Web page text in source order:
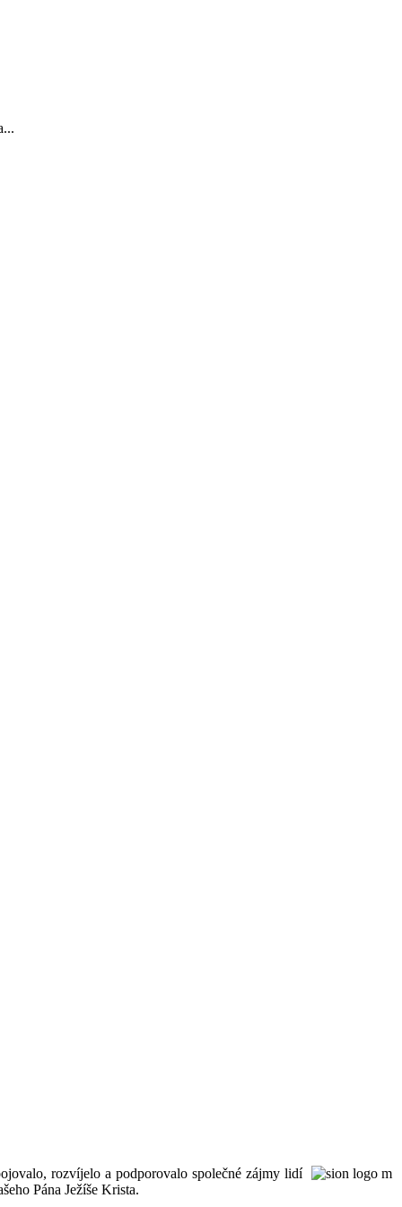
rozvíjelo a podporovalo společné zájmy lidí
Pána Ježíše Krista.